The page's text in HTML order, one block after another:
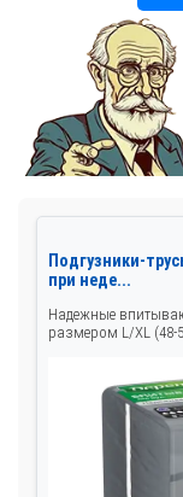
Подгузники-
при неде...
Надежные
размером L/XL (48-